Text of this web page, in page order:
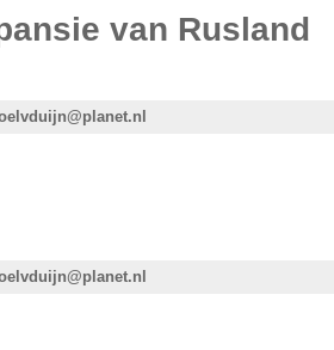
van Rusland